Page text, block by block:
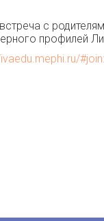
с
профилей